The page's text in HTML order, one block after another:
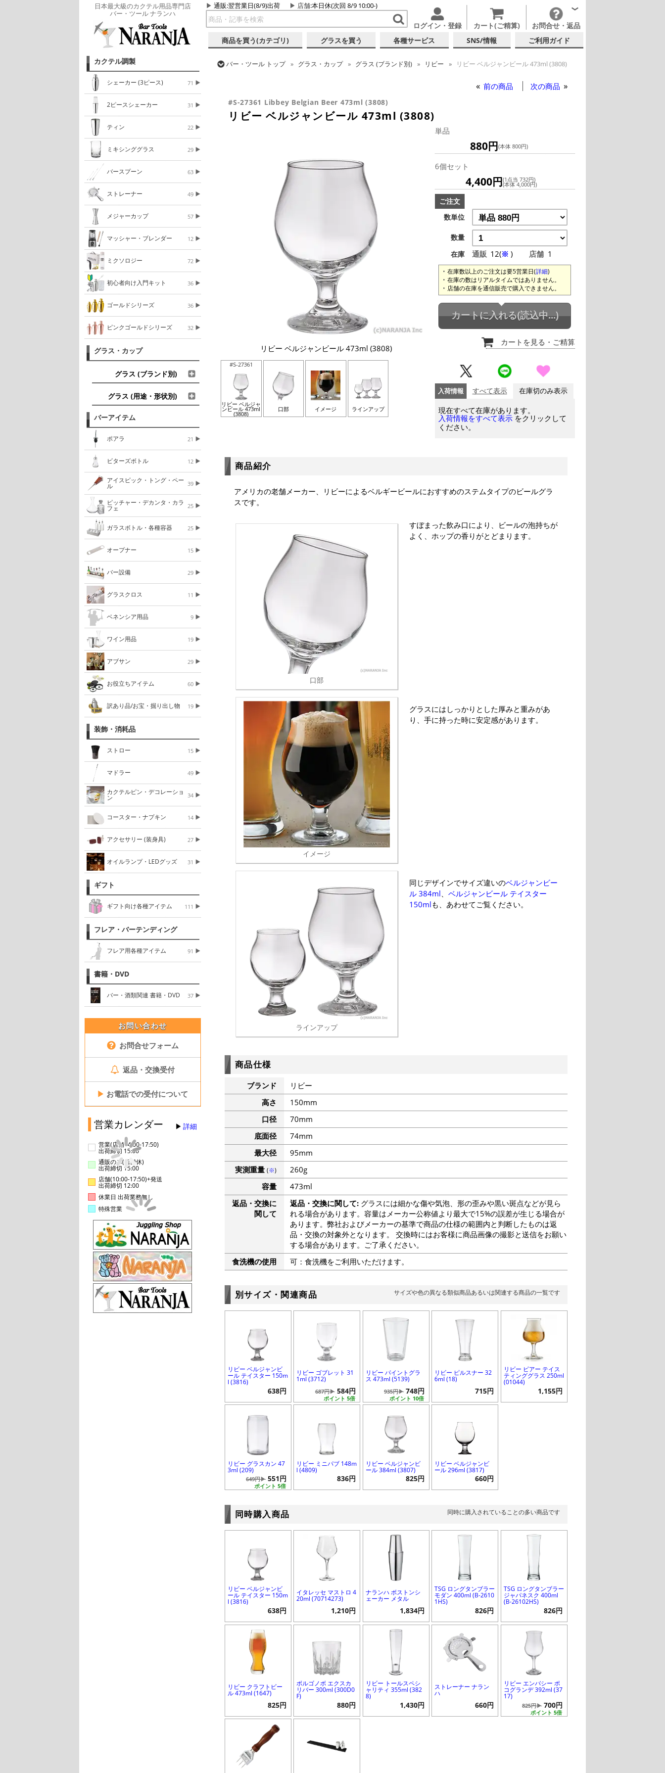
日本最大級のカクテル用品専門店
バー・ツール ナランハ
通販:翌営業日(8/9)出荷 店舗:本日休(次回 8/9 10:00-)
ログイン・登録 カート(ご精算) お問合せ・返品
商品を買う(カテゴリ) グラスを買う 各種サービス SNS/情報 ご利用ガイド
カクテル調製
シェーカー (3ピース) 71
2ピースシェーカー 31
ティン 22
ミキシンググラス 29
バースプーン 63
ストレーナー 49
メジャーカップ 57
マッシャー・ブレンダー 12
ミクソロジー 72
初心者向け入門キット 36
ゴールドシリーズ 36
ピンクゴールドシリーズ 32
グラス・カップ
グラス (ブランド別)
グラス (用途・形状別)
バーアイテム
ポアラ 21
ビターズボトル 12
アイスピック・トング・ペー
ル 39
ピッチャー・デカンタ・カラ
フェ 25
ガラスボトル・各種容器 25
オープナー 15
バー設備 29
グラスクロス 11
ベネンシア用品 9
ワイン用品 19
アブサン 29
お役立ちアイテム 60
訳あり品/お宝・掘り出し物 19
装飾・消耗品
ストロー 15
マドラー 49
カクテルピン・デコレーショ
ン 34
コースター・ナプキン 14
アクセサリー (装身具) 27
オイルランプ・LEDグッズ 31
ギフト
ギフト向け各種アイテム 111
フレア・バーテンディング
フレア用各種アイテム 91
書籍・DVD
バー・酒類関連 書籍・DVD 37
お問い合わせ
お問合せフォーム
返品・交換受付
▶ お電話での受付について
営業カレンダー 詳細
営業(店舗14:00-17:50)
出荷締切 15:00
通販のみ(店舗休)
出荷締切 15:00
店舗(10:00-17:50)+発送
出荷締切 12:00
休業日 出荷業務無し
特殊営業
バー・ツール トップ グラス・カップ グラス (ブランド別) リビー
リビー ベルジャンビール 473ml (3808)
前の商品 次の商品
#S-27361 Libbey Belgian Beer 473ml (3808)
リビー ベルジャンビール 473ml (3808)
リビー ベルジャンビール 473ml (3808)
#S-27361
リビー ベルジャ
ンビール 473ml
(3808)
口部 イメージ ラインアップ
単品
880円(本体 800円)
6個セット
4,400円(1点当 732円)
(本体 4,000円)
ご注文
数単位
数量
在庫
通販 12(※ ) 店舗 1
在庫数以上のご注文は要5営業日(詳細)
在庫の数はリアルタイムではありません。
店舗の在庫を通信販売で購入できません。
カートに入れる(読込中...)
カートを見る ・ご精算
入荷情報 すべて表示 在庫切のみ表示
現在すべて在庫があります。
入荷情報をすべて表示 をクリックして
ください。
商品紹介
アメリカの老舗メーカー、リビーによるベルギービールにおすすめのステムタイプのビールグラ
スです。
口部
すぼまった飲み口により、ビールの泡持ちが
よく、ホップの香りがとどまります。
イメージ
グラスにはしっかりとした厚みと重みがあ
り、手に持った時に安定感があります。
ラインアップ
同じデザインでサイズ違いのベルジャンビー
ル 384ml、 ベルジャンビール テイスター
150mlも、あわせてご覧ください。
商品仕様
ブランド
リビー
高さ
150mm
口径
70mm
底面径
74mm
最大径
95mm
実測重量 (※)
260g
容量
473ml
返品・交換に
関して
返品・交換に関して:グラスには細かな傷や気泡、形の歪みや黒い斑点などが見ら
れる場合があります。容量はメーカー公称値より最大で15%の誤差が生じる場合が
あります。弊社およびメーカーの基準で商品の仕様の範囲内と判断したものは返
品・交換の対象外となります。 交換時にはお客様に商品画像の撮影と送信をお願い
する場合があります。ご了承ください。
食洗機の使用
可：食洗機をご利用いただけます。
別サイズ・関連商品 サイズや色の異なる類似商品あるいは関連する商品の一覧です
リビー ベルジャンビ
ール テイスター 150m
l (3816)
638円
リビー ゴブレット 31
1ml (3712)
ポイント 5倍
687円▶ 584円
リビー パイントグラ
ス 473ml (5139)
ポイント 10倍
935円▶ 748円
リビー ピルスナー 32
6ml (18)
715円
リビー ビアー テイス
ティンググラス 250ml
(01044)
1,155円
リビー グラスカン 47
3ml (209)
ポイント 5倍
649円▶ 551円
リビー ミニパブ 148m
l (4809)
836円
リビー ベルジャンビ
ール 384ml (3807)
825円
リビー ベルジャンビ
ール 296ml (3817)
660円
同時購入商品 同時に購入されていることの多い商品です
リビー ベルジャンビ
ール テイスター 150m
l (3816)
638円
イタレッセ マストロ 4
20ml (70714273)
1,210円
ナランハ ボストンシ
ェーカー メタル
1,834円
TSG ロングタンブラー
モダン 400ml (B-2610
1HS)
826円
TSG ロングタンブラー
ジャパネスク 400ml
(B-26102HS)
826円
リビー クラフトビー
ル 473ml (1647)
825円
ボルゴノボ エクスカ
リバー 300ml (300D0
F)
880円
リビー トールスペシ
ャリティ 355ml (382
8)
1,430円
ストレーナー ナラン
ハ
660円
リビー エンバシー ポ
コグランデ 392ml (37
17)
ポイント 5倍
825円▶ 700円